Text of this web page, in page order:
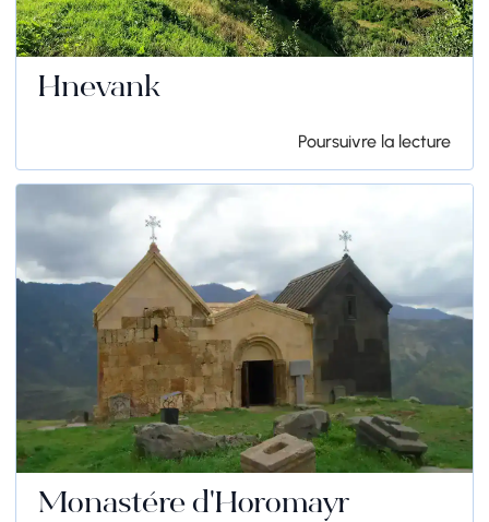
Hnevank
Poursuivre la lecture
Monastère d'Horomayr